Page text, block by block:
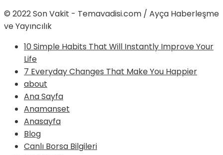
© 2022 Son Vakit - Temavadisi.com / Ayça Haberleşme
ve Yayıncılık
10 Simple Habits That Will Instantly Improve Your
Life
7 Everyday Changes That Make You Happier
about
Ana Sayfa
Anamanset
Anasayfa
Blog
Canlı Borsa Bilgileri